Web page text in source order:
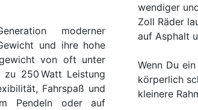
moderner
und ihre hohe
von oft unter
250 Watt Leistung
Fahrspaß und
Pendeln oder auf
wendiger
Zoll Räder
auf Asphalt
Wenn Du
körperlich
kleinere